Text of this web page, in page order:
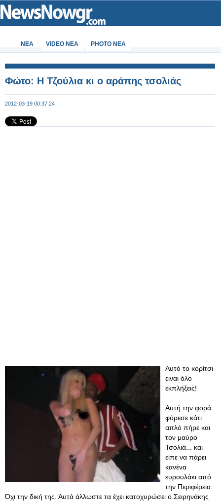
ΝΕΑ VIDEO NEA PHOTO NEA
Φώτο: Η Τζούλια κι ο αράπης τσολιάς
2012-03-19 00:37:24
Αυτό το κορίτσι
ειναι όλο
εκπλήξεις!
Αυτή την φορά
φόρεσε κάτι
απλό πήρε και
τον μαύρο
Τσολιά... και
είπε να πάρει
κανένα
ευρουλάκι από
την Περιφέρεια.
Όχι την δική της. Αυτά άλλωστε τα έχει κατοχυρώσει ο Σειρηνάκης